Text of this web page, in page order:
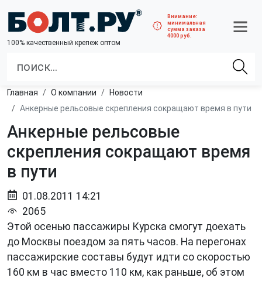
100% качественный крепеж оптом
Внимание:
минимальная
сумма заказа
4000 руб.
Главная О компании
Новости
Анкерные рельсовые скрепления сокращают время в пути
Анкерные рельсовые
скрепления сокращают время
в пути
01.08.2011 14:21
2065
Этой осенью пассажиры Курска смогут доехать
до Москвы поездом за пять часов. На перегонах
пассажирские составы будут идти со скоростью
160 км в час вместо 110 км, как раньше, об этом